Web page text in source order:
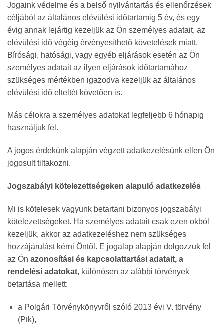
Jogaink védelme és a belső nyilvántartás és ellenőrzések
céljából az általános elévülési időtartamig 5 év, és egy
évig annak lejártig kezeljük az Ön személyes adatait, az
elévülési idő végéig érvényesíthető követelések miatt.
Bírósági, hatósági, vagy egyéb eljárások esetén az Ön
személyes adatait az ilyen eljárások időtartamához
szükséges mértékben igazodva kezeljük az általános
elévülési idő elteltét követően is.
Más célokra a személyes adatokat legfeljebb 6 hónapig
használjuk fel.
A jogos érdekünk alapján végzett adatkezelésünk ellen Ön
jogosult tiltakozni.
Jogszabályi kötelezettségeken alapuló adatkezelés
Mi is kötelesek vagyunk betartani bizonyos jogszabályi
kötelezettségeket. Ha személyes adatait csak ezen okból
kezeljük, akkor az adatkezeléshez nem szükséges
hozzájárulást kérni Öntől. E jogalap alapján dolgozzuk fel
az Ön azonosítási és kapcsolattartási adatait, a
rendelési adatokat, különösen az alábbi törvények
betartása mellett:
a Polgári Törvénykönyvről szóló 2013 évi V. törvény
(Ptk),